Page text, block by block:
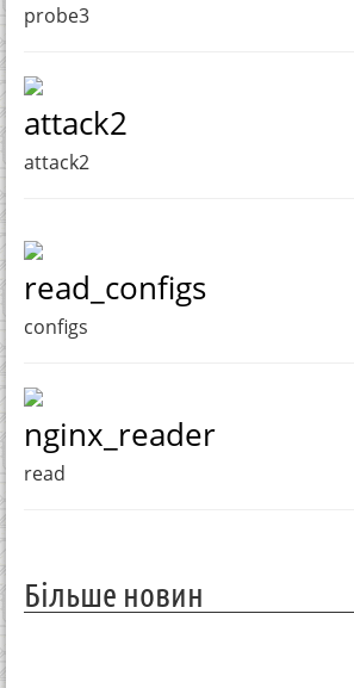
probe3
attack2
attack2
read_configs
configs
nginx_reader
read
Більше новин